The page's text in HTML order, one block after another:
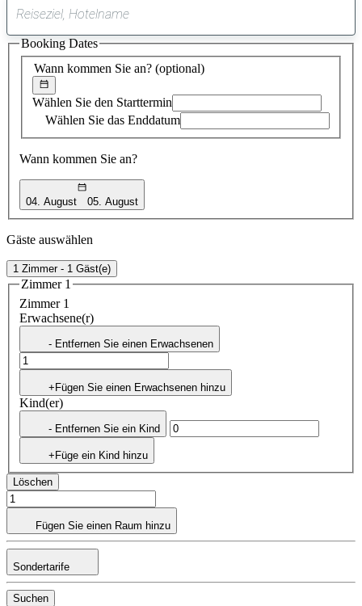
gefundener
Vorschlag
Wann kommen Sie an? (optional)
Wählen Sie den Starttermin
Wählen Sie das Enddatum
Wann kommen Sie an?
04. August 05. August
Booking Dates
Gäste auswählen
1 Zimmer - 1 Gäst(e)
Zimmer 1
Zimmer 1
Erwachsene(r)
- Entfernen Sie einen Erwachsenen
+Fügen Sie einen Erwachsenen hinzu
Kind(er)
- Entfernen Sie ein Kind
+Füge ein Kind hinzu
Löschen
Fügen Sie einen Raum hinzu
Sondertarife
Suchen